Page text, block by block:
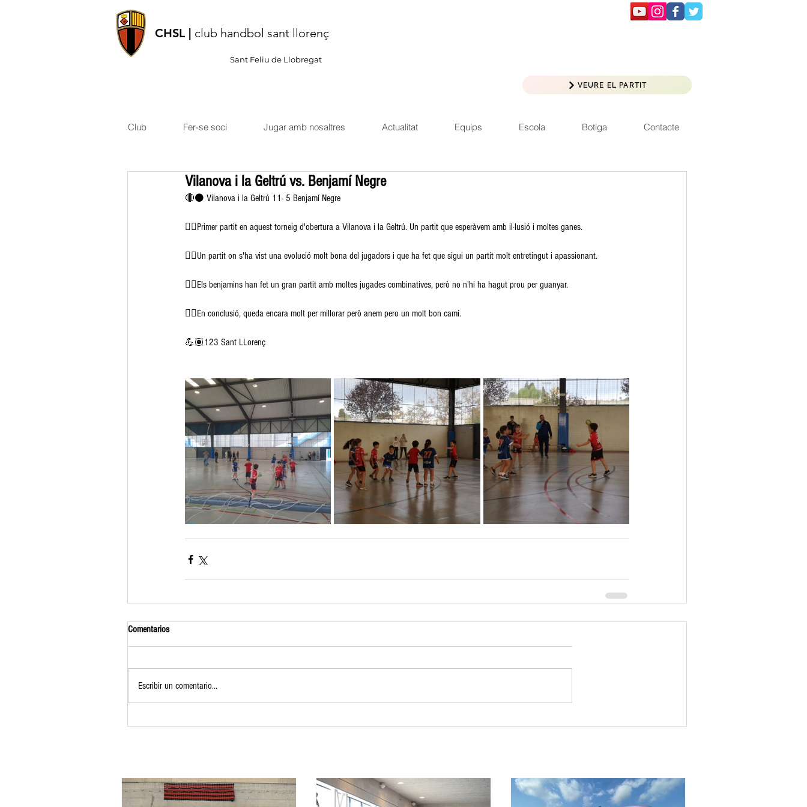
CHSL | club handbol sant llorenç
Sant Feliu de Llobregat
VEURE EL PARTIT
Club Fer-se soci Jugar amb nosaltres Actualitat Equips Escola Botiga Contacte
Vilanova i la Geltrú vs. Benjamí Negre
🔴⚫️ Vilanova i la Geltrú 11- 5 Benjamí Negre
👉🏽Primer partit en aquest torneig d'obertura a Vilanova i la Geltrú. Un partit que esperàvem amb il·lusió i moltes ganes.
👉🏽Un partit on s'ha vist una evolució molt bona del jugadors i que ha fet que sigui un partit molt entretingut i apassionant.
👉🏽Els benjamins han fet un gran partit amb moltes jugades combinatives, però no n'hi ha hagut prou per guanyar.
👉🏽En conclusió, queda encara molt per millorar però anem pero un molt bon camí.
💪🏽123 Sant LLorenç
Comentarios
Escribir un comentario...